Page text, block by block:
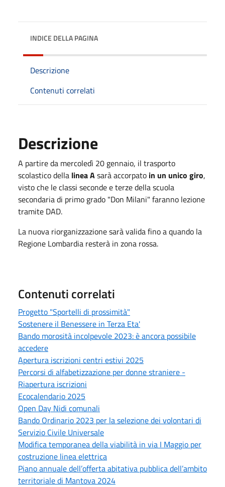
INDICE DELLA PAGINA
Descrizione
Contenuti correlati
Descrizione
A partire da mercoledì 20 gennaio, il trasporto
scolastico della linea Asarà accorpato in un unico giro,
visto che le classi seconde e terze della scuola
secondaria di primo grado "Don Milani" faranno lezione
tramite DAD.
La nuova riorganizzazione sarà valida fino a quando la
Regione Lombardia resterà in zona rossa.
Contenuti correlati
Progetto "Sportelli di prossimità"
Sostenere il Benessere in Terza Eta'
Bando morosità incolpevole 2023: è ancora possibile
accedere
Apertura iscrizioni centri estivi 2025
Percorsi di alfabetizzazione per donne straniere -
Riapertura iscrizioni
Ecocalendario 2025
Open Day Nidi comunali
Bando Ordinario 2023 per la selezione dei volontari di
Servizio Civile Universale
Modifica temporanea della viabilità in via I Maggio per
costruzione linea elettrica
Piano annuale dell’offerta abitativa pubblica dell’ambito
territoriale di Mantova 2024